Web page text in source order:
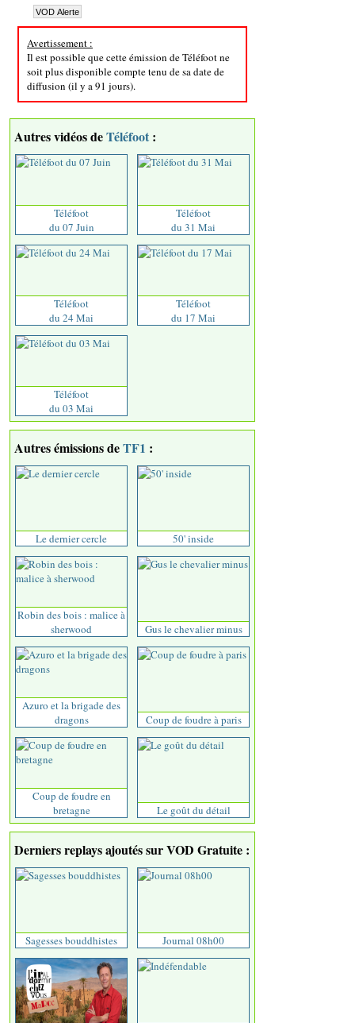
Avertissement :
Il est possible que cette émission de Téléfoot ne
soit plus disponible compte tenu de sa date de
diffusion (il y a 91 jours).
Autres vidéos deTéléfoot :
Téléfoot
du 07 Juin
Téléfoot
du 31 Mai
Téléfoot
du 24 Mai
Téléfoot
du 17 Mai
Téléfoot
du 03 Mai
Autres émissions deTF1 :
Le dernier cercle 50' inside
Robin des bois : malice à
sherwood
Gus le chevalier minus
Azuro et la brigade des
dragons
Coup de foudre à paris
Coup de foudre en
bretagne
Le goût du détail
Derniers replays ajoutés sur VOD Gratuite :
Sagesses bouddhistes Journal 08h00